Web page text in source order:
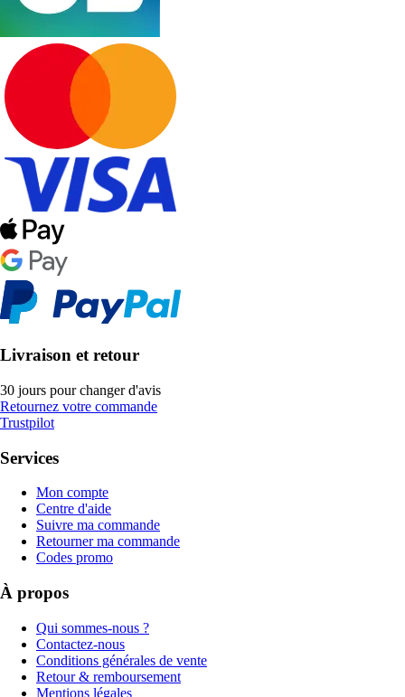
Livraison et retour
30 jours pour changer d'avis
Retournez votre commande
Trustpilot
Services
Mon compte
Centre d'aide
Suivre ma commande
Retourner ma commande
Codes promo
À propos
Qui sommes-nous ?
Contactez-nous
Conditions générales de vente
Retour & remboursement
Mentions légales